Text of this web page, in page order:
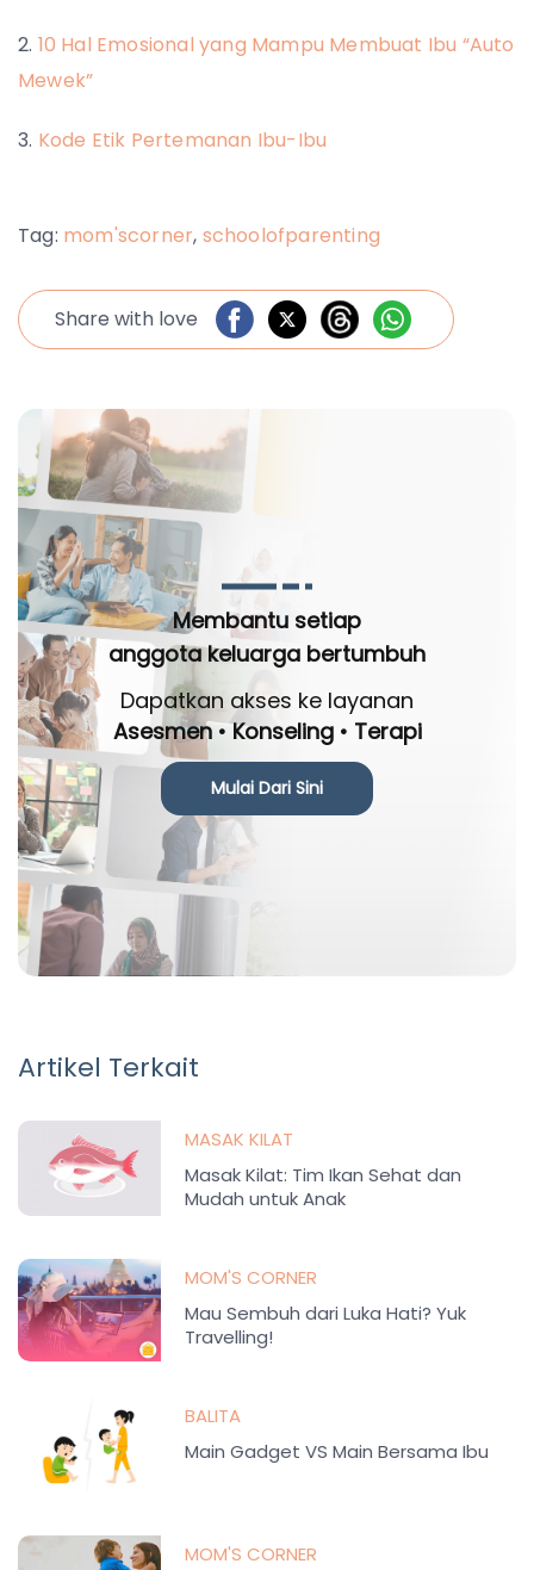
2. 10 Hal Emosional yang Mampu Membuat Ibu “Auto
Mewek”
3. Kode Etik Pertemanan Ibu-Ibu
Tag: mom'scorner, schoolofparenting
Share with love
Membantu setiap
anggota keluarga bertumbuh
Dapatkan akses ke layanan
Asesmen • Konseling • Terapi
Mulai Dari Sini
Artikel Terkait
MASAK KILAT
Masak Kilat: Tim Ikan Sehat dan
Mudah untuk Anak
MOM'S CORNER
Mau Sembuh dari Luka Hati? Yuk
Travelling!
BALITA
Main Gadget VS Main Bersama Ibu
MOM'S CORNER